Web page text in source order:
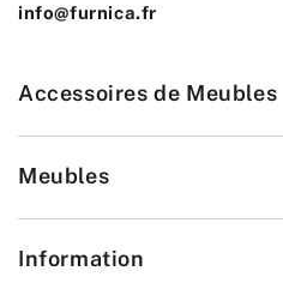
info@furnica.fr
Accessoires de Meubles
Meubles
Information